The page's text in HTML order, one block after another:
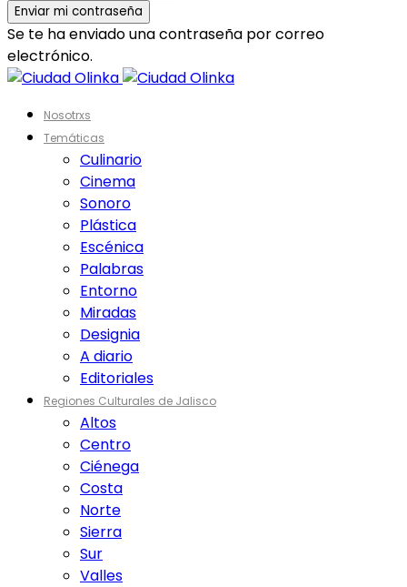
Se te ha enviado una contraseña por correo
electrónico.
Nosotrxs
Temáticas
Culinario
Cinema
Sonoro
Plástica
Escénica
Palabras
Entorno
Miradas
Designia
A diario
Editoriales
Regiones Culturales de Jalisco
Altos
Centro
Ciénega
Costa
Norte
Sierra
Sur
Valles